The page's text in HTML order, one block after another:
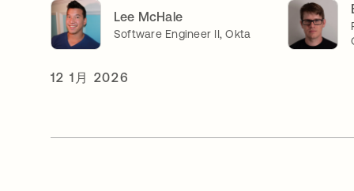
Lee McHale
Software Engineer II, Okta
12 1月 2026